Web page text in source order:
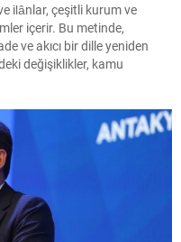
ilânlar, çeşitli kurum ve
içerir. Bu metinde,
ve akıcı bir dille yeniden
değişiklikler, kamu
su havzalarının
raylı sistemler